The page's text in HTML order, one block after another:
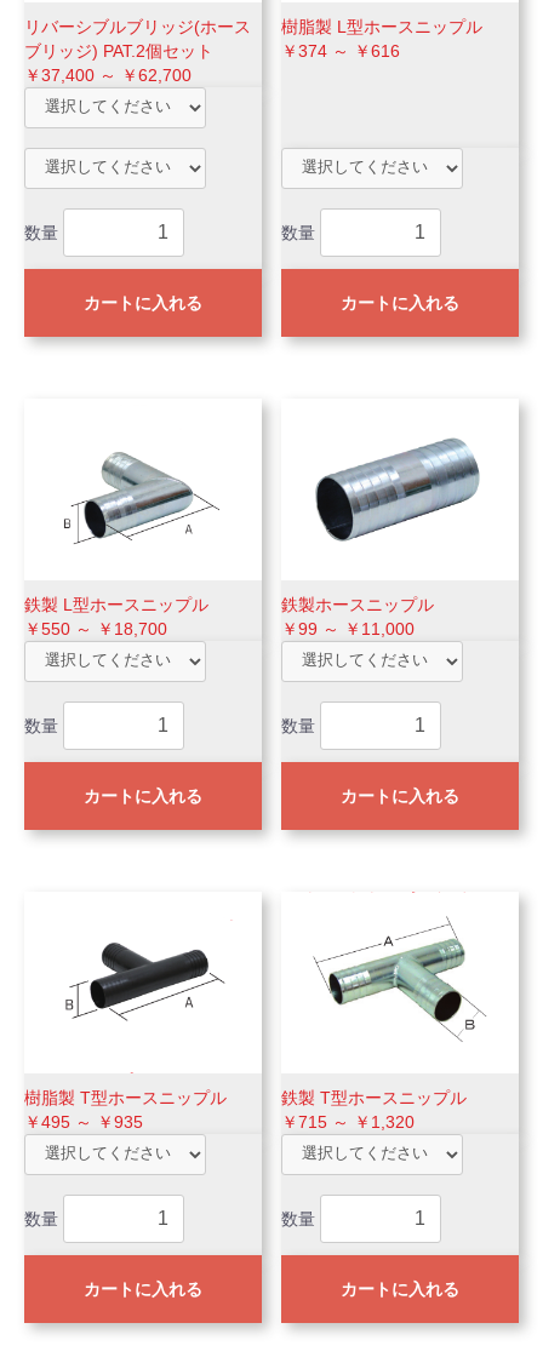
リバーシブルブリッジ(ホース
ブリッジ) PAT.2個セット
￥37,400 ～ ￥62,700
数量
カートに入れる
樹脂製 L型ホースニップル
￥374 ～ ￥616
数量
カートに入れる
鉄製 L型ホースニップル
￥550 ～ ￥18,700
数量
カートに入れる
鉄製ホースニップル
￥99 ～ ￥11,000
数量
カートに入れる
樹脂製 T型ホースニップル
￥495 ～ ￥935
数量
カートに入れる
鉄製 T型ホースニップル
￥715 ～ ￥1,320
数量
カートに入れる